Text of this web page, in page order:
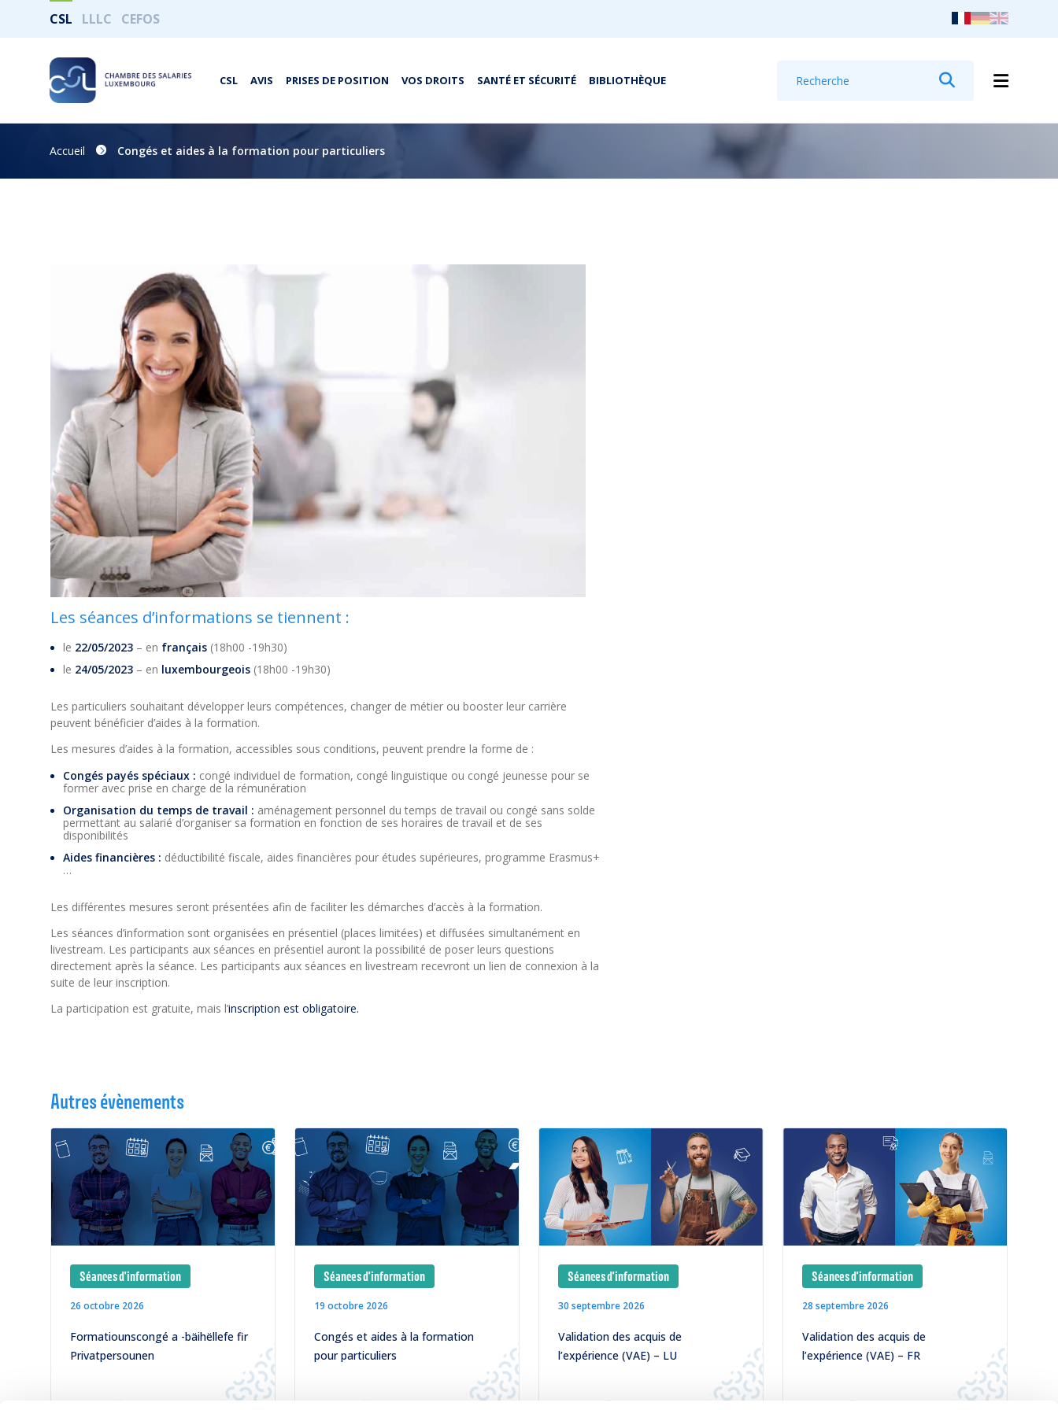
CSL LLLC CEFOS
CSL AVIS PRISES DE POSITION VOS DROITS SANTÉ ET SÉCURITÉ BIBLIOTHÈQUE
Accueil Congés et aides à la formation pour particuliers
Les séances d’informations se tiennent :
le 22/05/2023 – en français (18h00 -19h30)
le 24/05/2023 – en luxembourgeois (18h00 -19h30)
Les particuliers souhaitant développer leurs compétences, changer de métier ou booster leur carrière
peuvent bénéficier d’aides à la formation.
Les mesures d’aides à la formation, accessibles sous conditions, peuvent prendre la forme de :
Congés payés spéciaux : congé individuel de formation, congé linguistique ou congé jeunesse pour se
former avec prise en charge de la rémunération
Organisation du temps de travail : aménagement personnel du temps de travail ou congé sans solde
permettant au salarié d’organiser sa formation en fonction de ses horaires de travail et de ses
disponibilités
Aides financières : déductibilité fiscale, aides financières pour études supérieures, programme Erasmus+
…
Les différentes mesures seront présentées afin de faciliter les démarches d’accès à la formation.
Les séances d’information sont organisées en présentiel (places limitées) et diffusées simultanément en
livestream. Les participants aux séances en présentiel auront la possibilité de poser leurs questions
directement après la séance. Les participants aux séances en livestream recevront un lien de connexion à la
suite de leur inscription.
La participation est gratuite, mais l’inscription est obligatoire.
Autres évènements
Séances d'information
26 octobre 2026
Formatiounscongé a -bäihëllefe fir
Privatpersounen
Séances d'information
19 octobre 2026
Congés et aides à la formation
pour particuliers
Séances d'information
30 septembre 2026
Validation des acquis de
l’expérience (VAE) – LU
Séances d'information
28 septembre 2026
Validation des acquis de
l’expérience (VAE) – FR